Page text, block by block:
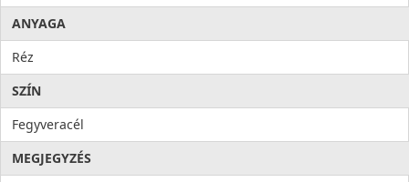
ANYAGA
Réz
SZÍN
Fegyveracél
MEGJEGYZÉS